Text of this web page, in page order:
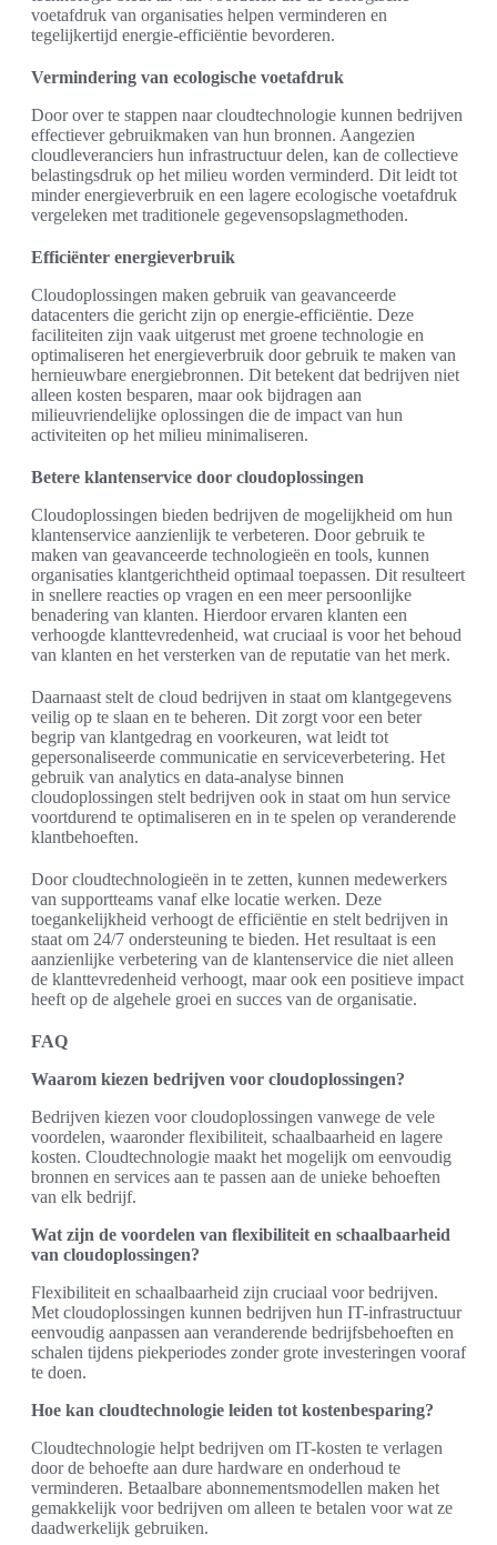
voetafdruk van organisaties helpen verminderen en
tegelijkertijd energie-efficiëntie bevorderen.
Vermindering van ecologische voetafdruk
Door over te stappen naar cloudtechnologie kunnen bedrijven
effectiever gebruikmaken van hun bronnen. Aangezien
cloudleveranciers hun infrastructuur delen, kan de collectieve
belastingsdruk op het milieu worden verminderd. Dit leidt tot
minder energieverbruik en een lagere ecologische voetafdruk
vergeleken met traditionele gegevensopslagmethoden.
Efficiënter energieverbruik
Cloudoplossingen maken gebruik van geavanceerde
datacenters die gericht zijn op energie-efficiëntie. Deze
faciliteiten zijn vaak uitgerust met groene technologie en
optimaliseren het energieverbruik door gebruik te maken van
hernieuwbare energiebronnen. Dit betekent dat bedrijven niet
alleen kosten besparen, maar ook bijdragen aan
milieuvriendelijke oplossingen die de impact van hun
activiteiten op het milieu minimaliseren.
Betere klantenservice door cloudoplossingen
Cloudoplossingen bieden bedrijven de mogelijkheid om hun
klantenservice aanzienlijk te verbeteren. Door gebruik te
maken van geavanceerde technologieën en tools, kunnen
organisaties klantgerichtheid optimaal toepassen. Dit resulteert
in snellere reacties op vragen en een meer persoonlijke
benadering van klanten. Hierdoor ervaren klanten een
verhoogde klanttevredenheid, wat cruciaal is voor het behoud
van klanten en het versterken van de reputatie van het merk.
Daarnaast stelt de cloud bedrijven in staat om klantgegevens
veilig op te slaan en te beheren. Dit zorgt voor een beter
begrip van klantgedrag en voorkeuren, wat leidt tot
gepersonaliseerde communicatie en serviceverbetering. Het
gebruik van analytics en data-analyse binnen
cloudoplossingen stelt bedrijven ook in staat om hun service
voortdurend te optimaliseren en in te spelen op veranderende
klantbehoeften.
Door cloudtechnologieën in te zetten, kunnen medewerkers
van supportteams vanaf elke locatie werken. Deze
toegankelijkheid verhoogt de efficiëntie en stelt bedrijven in
staat om 24/7 ondersteuning te bieden. Het resultaat is een
aanzienlijke verbetering van de klantenservice die niet alleen
de klanttevredenheid verhoogt, maar ook een positieve impact
heeft op de algehele groei en succes van de organisatie.
FAQ
Waarom kiezen bedrijven voor cloudoplossingen?
Bedrijven kiezen voor cloudoplossingen vanwege de vele
voordelen, waaronder flexibiliteit, schaalbaarheid en lagere
kosten. Cloudtechnologie maakt het mogelijk om eenvoudig
bronnen en services aan te passen aan de unieke behoeften
van elk bedrijf.
Wat zijn de voordelen van flexibiliteit en schaalbaarheid
van cloudoplossingen?
Flexibiliteit en schaalbaarheid zijn cruciaal voor bedrijven.
Met cloudoplossingen kunnen bedrijven hun IT-infrastructuur
eenvoudig aanpassen aan veranderende bedrijfsbehoeften en
schalen tijdens piekperiodes zonder grote investeringen vooraf
te doen.
Hoe kan cloudtechnologie leiden tot kostenbesparing?
Cloudtechnologie helpt bedrijven om IT-kosten te verlagen
door de behoefte aan dure hardware en onderhoud te
verminderen. Betaalbare abonnementsmodellen maken het
gemakkelijk voor bedrijven om alleen te betalen voor wat ze
daadwerkelijk gebruiken.